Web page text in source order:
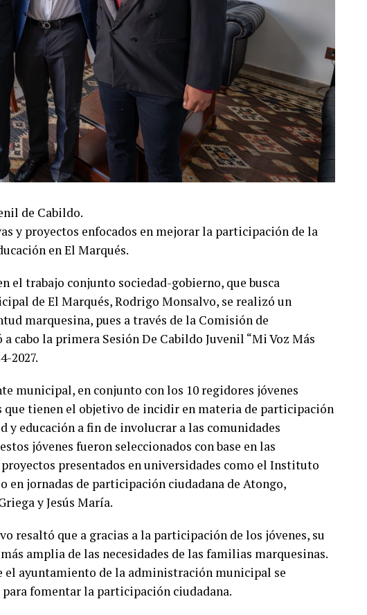
de Cabildo.
y proyectos enfocados en mejorar la participación de la
en El Marqués.
el trabajo conjunto sociedad-gobierno, que busca
de El Marqués, Rodrigo Monsalvo, se realizó un
marquesina, pues a través de la Comisión de
cabo la primera Sesión De Cabildo Juvenil “Mi Voz Más
2027.
municipal, en conjunto con los 10 regidores jóvenes
tienen el objetivo de incidir en materia de participación
y educación a fin de involucrar a las comunidades
jóvenes fueron seleccionados con base en las
presentados en universidades como el Instituto
en jornadas de participación ciudadana de Atongo,
y Jesús María.
resaltó que a gracias a la participación de los jóvenes, su
amplia de las necesidades de las familias marquesinas.
el ayuntamiento de la administración municipal se
fomentar la participación ciudadana.